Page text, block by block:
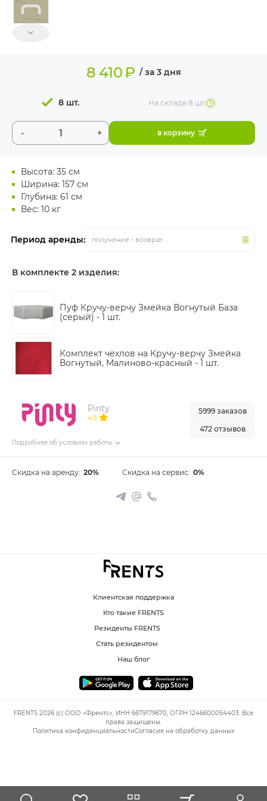
Высота: 35 см
Ширина: 157 см
Глубина: 61 см
Вес: 10 кг
Период аренды: получение - возврат
8 410₽ / за 3 дня
- +
8 шт. На складе8 шт
в корзину
В комплекте 2 изделия:
Пуф Кручу-верчу Змейка Вогнутый База
(серый) - 1 шт.
Комплект чехлов на Кручу-верчу Змейка
Вогнутый, Малиново-красный - 1 шт.
Pinty
4.9
Подробнее об условиях работы
5999 заказов
472 отзывов
Скидка на аренду: 20% Скидка на сервис: 0%
Клиентская поддержка
Кто такие FRENTS
Резиденты FRENTS
Стать резидентом
Наш блог
FRENTS 2026 (c) ООО «Френтс», ИНН 6679179670, ОГРН 1246600054403. Все
права защищены.
Политика конфиденциальностиСогласие на обработку данных